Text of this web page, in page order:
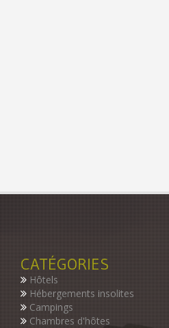
CATÉGORIES
Hôtels
Hébergements insolites
Campings
Chambres d'hôtes